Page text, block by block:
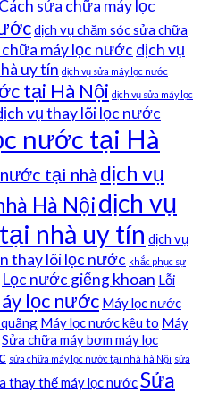
Cách sửa chữa máy lọc
dịch vụ chăm sóc sửa chữa
máy lọc nước dịch vụ
uy tín dịch vụ sửa máy lọc nước
tại Hà Nội dịch vụ sửa máy lọc
vụ thay lõi lọc nước
nước tại Hà
tại nhà dịch vụ
Hà Nộidịch vụ
nhà uy tín dịch vụ
thay lõi lọc nước khắc phục sự
Lọc nước giếng khoan Lỗi
lọc nước Máy lọc nước
Máy lọc nước kêu to Máy
Sửa chữa máy bơm máy lọc
sửa chữa máy lọc nước tại nhà hà Nội sửa
thay thế máy lọc nướcSửa